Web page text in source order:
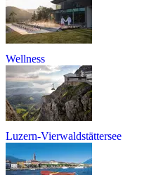
Wellness
Luzern-Vierwaldstättersee